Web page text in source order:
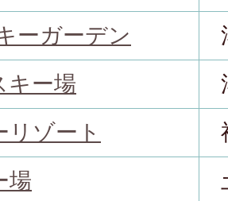
ーガーデン
キー場
リゾート
場